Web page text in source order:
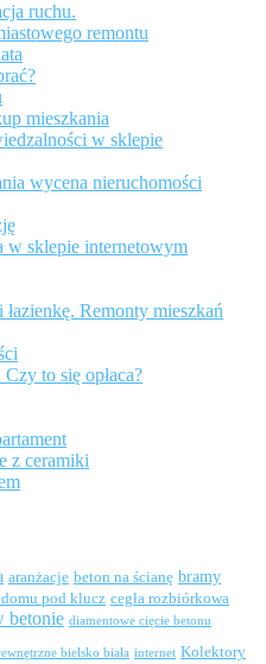
ruchu.
remontu
mieszkania
w sklepie
wycena nieruchomości
w sklepie internetowym
Remonty mieszkań
to się opłaca?
z ceramiki
aranżacje beton na ścianę bramy
pod klucz cegła rozbiórkowa
betonie diamentowe cięcie betonu
bielsko biała internet Kolektory